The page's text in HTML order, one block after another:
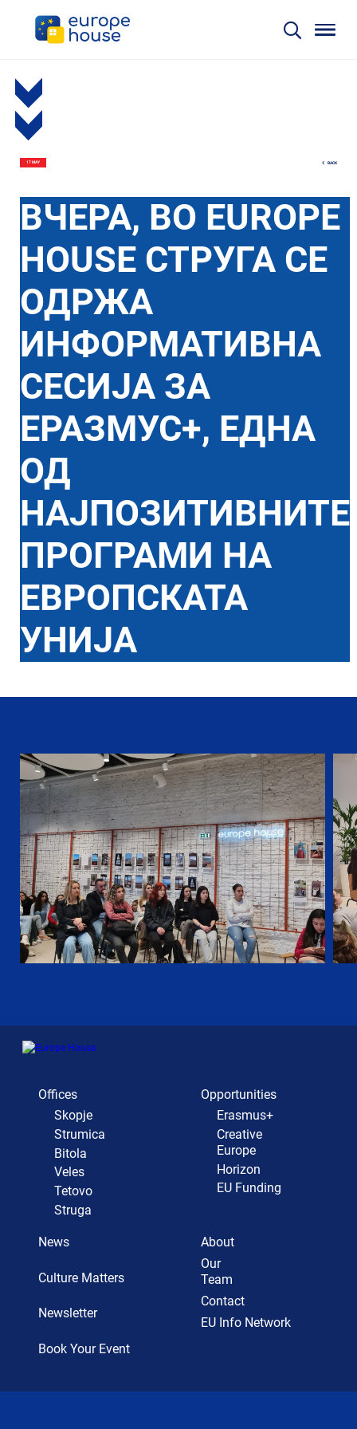
17 MAY BACK
ВЧЕРА, ВО EUROPE
HOUSE СТРУГА СЕ
ОДРЖА
ИНФОРМАТИВНА
СЕСИЈА ЗА
ЕРАЗМУС+, ЕДНА
ОД
НАЈПОЗИТИВНИТЕ
ПРОГРАМИ НА
ЕВРОПСКАТА
УНИЈА
Offices
Skopje
Strumica
Bitola
Veles
Tetovo
Struga
Opportunities
Erasmus+
Creative
Europe
Horizon
EU Funding
News
Culture Matters
Newsletter
Book Your Event
About
Our
Team
Contact
EU Info Network